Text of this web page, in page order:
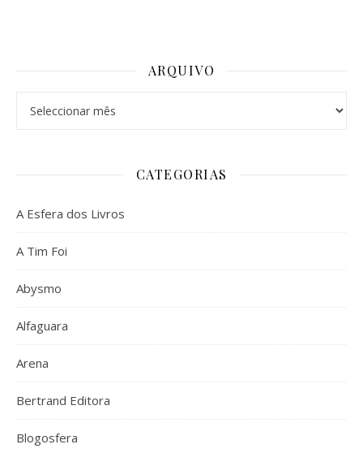
ARQUIVO
CATEGORIAS
A Esfera dos Livros
A Tim Foi
Abysmo
Alfaguara
Arena
Bertrand Editora
Blogosfera